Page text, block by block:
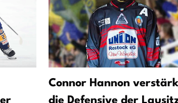
Connor Hannon
die Defensive der